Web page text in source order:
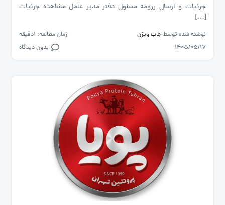
جزئیات و ارسال رزومه مسئول دفتر مدیر عامل مشاهده جزئیات
[…]
نوشته شده توسط جاب ویژن
زمان مطالعه: 1دقیقه
1405/05/17
بدون دیدگاه